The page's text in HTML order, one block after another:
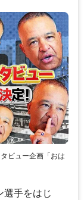
ビュー企画「おは
手をはじ